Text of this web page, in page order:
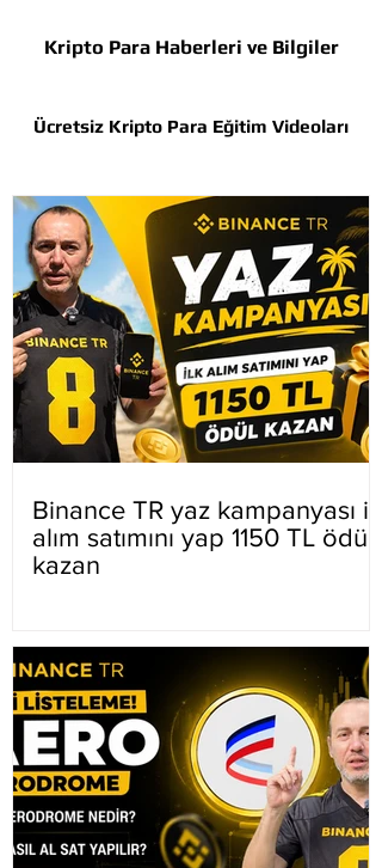
Ücretsiz Kripto Para Eğitim Videoları
Kripto Para Haberleri ve Bilgiler
Binance TR yaz kampanyası ilk
alım satımını yap 1150 TL ödül
kazan